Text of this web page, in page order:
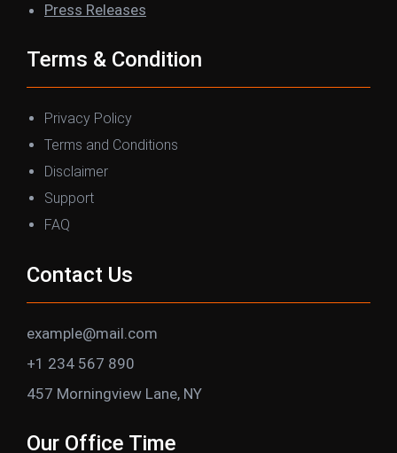
Press Releases
Terms & Condition
Privacy Policy
Terms and Conditions
Disclaimer
Support
FAQ
Contact Us
example@mail.com
+1 234 567 890
457 Morningview Lane, NY
Our Office Time